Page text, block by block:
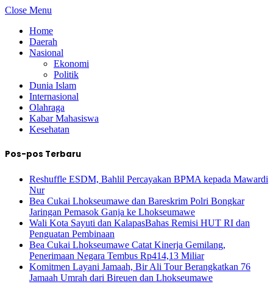
Close Menu
Home
Daerah
Nasional
Ekonomi
Politik
Dunia Islam
Internasional
Olahraga
Kabar Mahasiswa
Kesehatan
Pos-pos Terbaru
Reshuffle ESDM, Bahlil Percayakan BPMA kepada Mawardi
Nur
Bea Cukai Lhokseumawe dan Bareskrim Polri Bongkar
Jaringan Pemasok Ganja ke Lhokseumawe
Wali Kota Sayuti dan KalapasBahas Remisi HUT RI dan
Penguatan Pembinaan
Bea Cukai Lhokseumawe Catat Kinerja Gemilang,
Penerimaan Negara Tembus Rp414,13 Miliar
Komitmen Layani Jamaah, Bir Ali Tour Berangkatkan 76
Jamaah Umrah dari Bireuen dan Lhokseumawe